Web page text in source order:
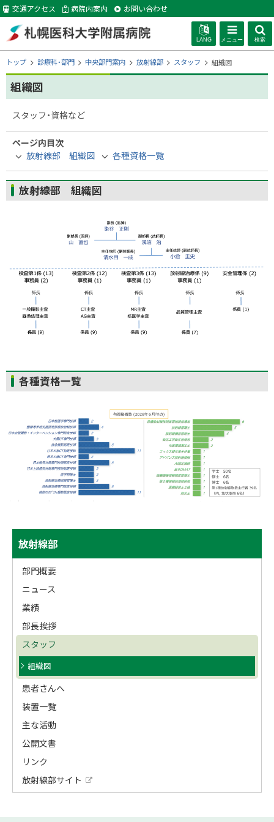
本
へ
交通アクセス 病院内案内 お問い合わせ
札幌医科大学附
属病院
LANG メニュー 検索
現
在
位
置
階
層
トップ 診療科・部門 中央部門案内 放射線部 スタッフ 組織図
組織図
スタッフ・資格など
ページ内目次
放射線部 組織図
各種資格一覧
放射線部 組織図
ト
ッ
戻
各種資格一覧
サ
イ
ド
メ
ニ
ュ
ー
放射線部
部門概要
ニュース
業績
部長挨拶
スタッフ
組織図
患者さんへ
装置一覧
主な活動
公開文書
リンク
放射線部サイト
外